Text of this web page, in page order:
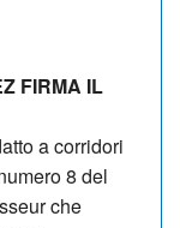
FIRMA IL
a corridori
8 del
che